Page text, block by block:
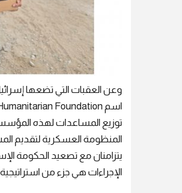
وعن العقبات التي تضعها
المنظومة العسكرية لتقديم
يتزامنان مع تصعيد الحكومة
الإجراءات هي جزء من